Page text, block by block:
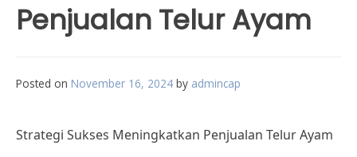
Penjualan Telur Ayam
Posted on November 16, 2024 by admincap
Strategi Sukses Meningkatkan Penjualan Telur Ayam